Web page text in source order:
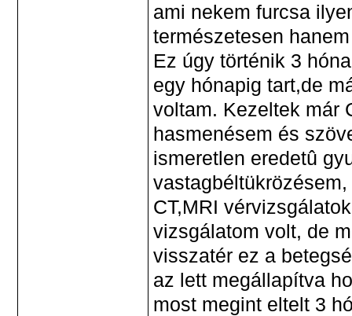
ami nekem furcsa
természetesen
Ez úgy történik 3
egy hónapig tart,de
voltam. Kezeltek már
hasmenésem és
ismeretlen eredetû
CT,MRI
vizsgálatom volt, de
visszatér ez a
az lett megállapítva
most megint eltelt 3